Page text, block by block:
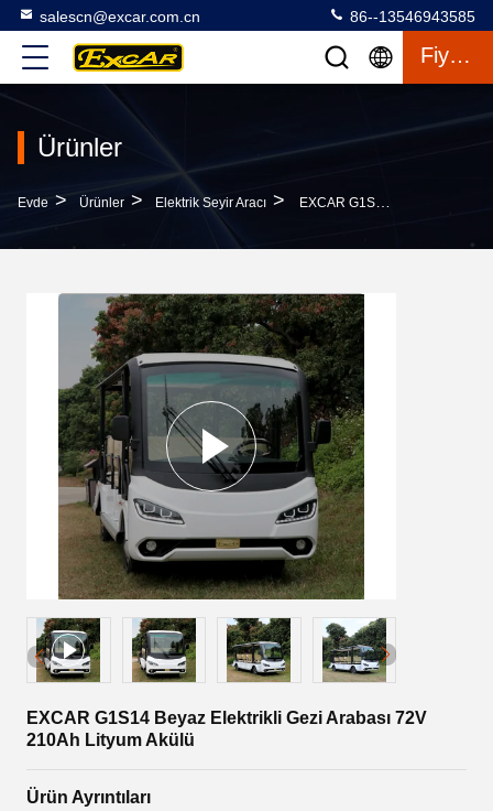
salescn@excar.com.cn 86--13546943585
Fiyat Teklifi
Ürünler
Evde > Ürünler > Elektrik Seyir Aracı > EXCAR G1S14 Beyaz Elektrikli Gezi Arabası 72V 210Ah Lityum Akülü
EXCAR G1S14 Beyaz Elektrikli Gezi Arabası 72V
210Ah Lityum Akülü
Ürün Ayrıntıları